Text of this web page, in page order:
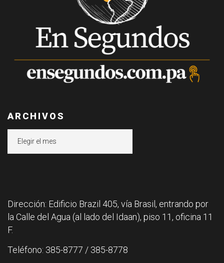
ARCHIVOS
Dirección: Edificio Brazil 405, vía Brasil, entrando por
la Calle del Agua (al lado del Idaan), piso 11, oficina 11
F.
Teléfono: 385-8777 / 385-8778